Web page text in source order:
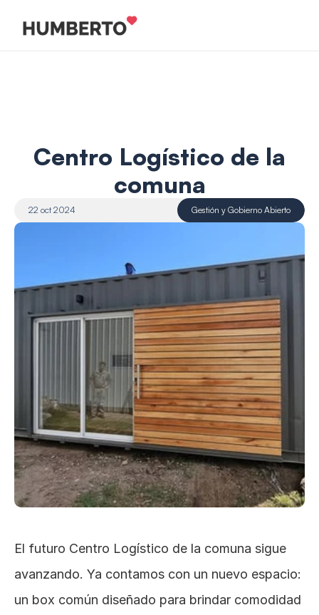
comuna
22 oct 2024 Gestión y Gobierno Abierto
El futuro Centro Logístico de la comuna sigue
avanzando. Ya contamos con un nuevo espacio:
un box común diseñado para brindar comodidad